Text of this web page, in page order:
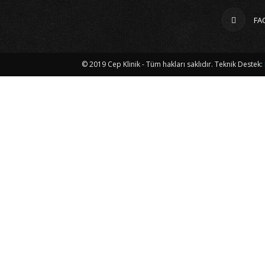
© 2019 Cep Klinik - Tüm hakları saklıdır. Teknik Destek: